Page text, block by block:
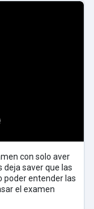
con solo aver
deja saver que las
poder entender las
el examen